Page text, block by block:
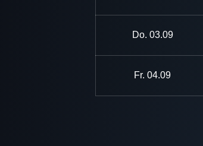
Do. 03.09
Fr. 04.09